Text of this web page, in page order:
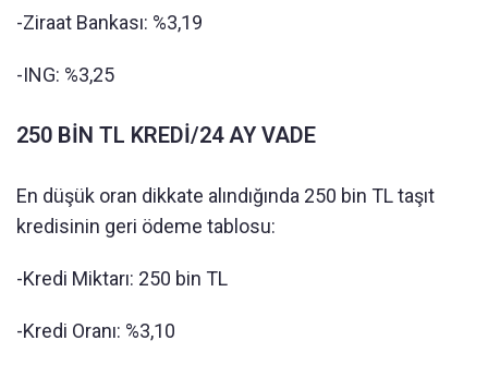
-Ziraat Bankası: %3,19
-ING: %3,25
250 BİN TL KREDİ/24 AY VADE
En düşük oran dikkate alındığında 250 bin TL taşıt
kredisinin geri ödeme tablosu:
-Kredi Miktarı: 250 bin TL
-Kredi Oranı: %3,10